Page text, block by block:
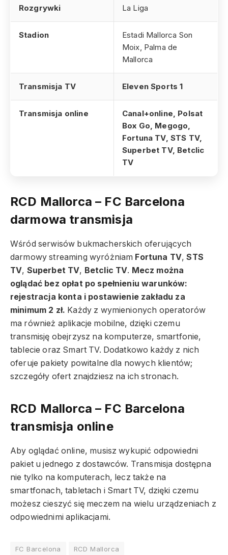
Rozgrywki La Liga
Stadion
Estadi Mallorca Son
Moix, Palma de
Mallorca
Transmisja TV Eleven Sports 1
Transmisja online
Canal+online, Polsat
Box Go, Megogo,
Fortuna TV, STS TV,
Superbet TV, Betclic
TV
RCD Mallorca – FC Barcelona
darmowa transmisja
Wśród serwisów bukmacherskich oferujących
darmowy streaming wyróżniam Fortuna TV,STS
TV, Superbet TV, Betclic TV. Mecz można
oglądać bez opłat po spełnieniu warunków:
rejestracja konta i postawienie zakładu za
minimum 2 zł. Każdy z wymienionych operatorów
ma również aplikacje mobilne, dzięki czemu
transmisję obejrzysz na komputerze, smartfonie,
tablecie oraz Smart TV. Dodatkowo każdy z nich
oferuje pakiety powitalne dla nowych klientów;
szczegóły ofert znajdziesz na ich stronach.
RCD Mallorca – FC Barcelona
transmisja online
Aby oglądać online, musisz wykupić odpowiedni
pakiet u jednego z dostawców. Transmisja dostępna
nie tylko na komputerach, lecz także na
smartfonach, tabletach i Smart TV, dzięki czemu
możesz cieszyć się meczem na wielu urządzeniach z
odpowiednimi aplikacjami.
FC Barcelona RCD Mallorca